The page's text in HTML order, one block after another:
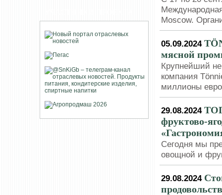
Moscow.
05.09.2024
мясной
Крупнейший
компания
миллионы
29.08.2024
фруктово-
Сегодня мы
овощной и
29.08.2024